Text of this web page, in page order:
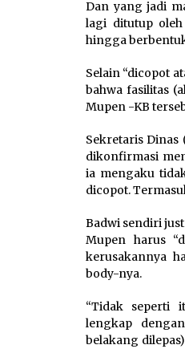
Dan yang jadi
lagi ditutup
hingga
Selain “dicopot
bahwa fasilitas
Mupen -KB
Sekretaris Dinas
dikonfirmasi
ia mengaku
dicopot.
Badwi sendiri
Mupen harus
kerusakannya
body-nya.
“Tidak seperti
lengkap
belakang